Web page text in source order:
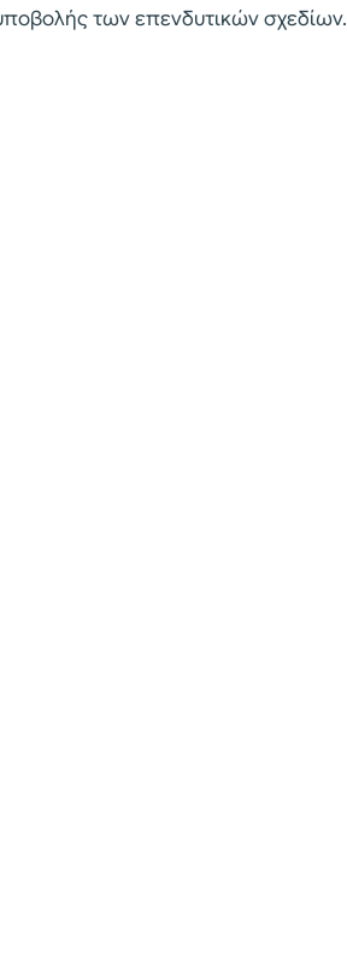
των επενδυτικών σχεδίων.